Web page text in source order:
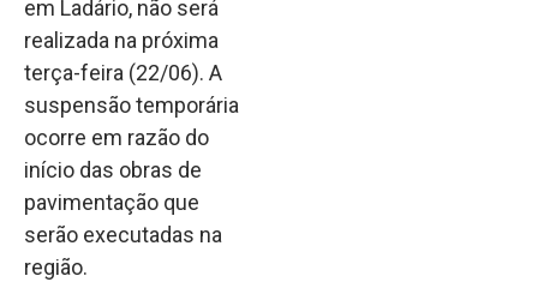
em Ladário, não será
realizada na próxima
terça-feira (22/06). A
suspensão temporária
ocorre em razão do
início das obras de
pavimentação que
serão executadas na
região.